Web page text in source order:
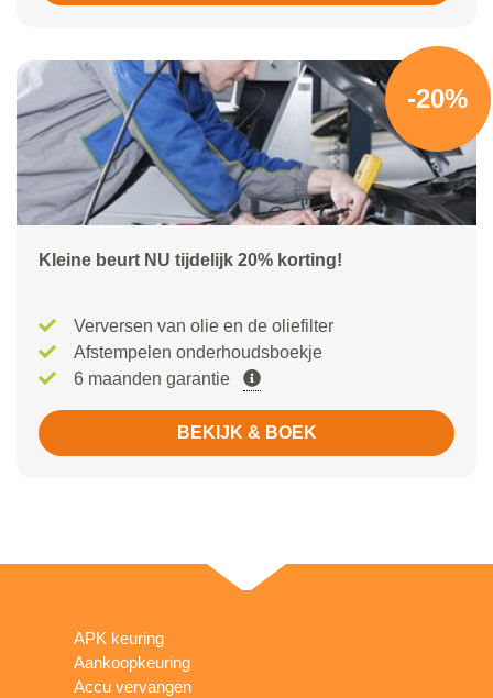
-20%
Kleine beurt NU tijdelijk 20% korting!
Verversen van olie en de oliefilter
Afstempelen onderhoudsboekje
6 maanden garantie
BEKIJK & BOEK
APK keuring
Aankoopkeuring
Accu vervangen